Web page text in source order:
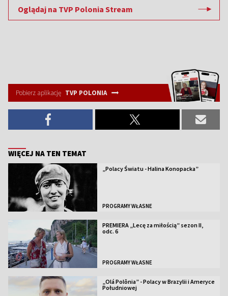
Oglądaj na TVP Polonia Stream
Pobierz aplikację TVP POLONIA
WIĘCEJ NA TEN TEMAT
„Polacy Światu - Halina Konopacka”
PROGRAMY WŁASNE
PREMIERA „Lecę za miłością” sezon II,
odc. 6
PROGRAMY WŁASNE
„Olá Polônia” - Polacy w Brazylii i Ameryce
Południowej